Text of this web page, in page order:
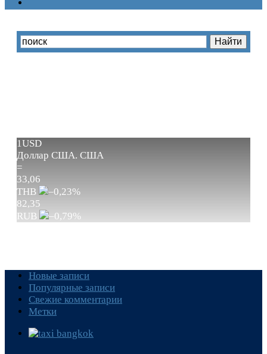
1USD
Доллар США. США
=
33,06
THB
–0,23%
82,35
RUB
–0,79%
Новые записи
Популярные записи
Свежие комментарии
Метки